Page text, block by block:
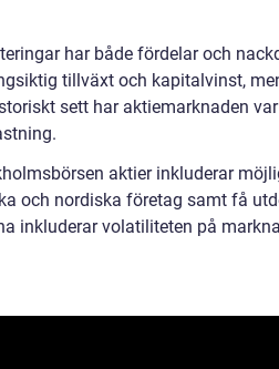
har både fördelar och
tillväxt och kapitalvinst,
sett har aktiemarknaden
aktier inkluderar
och nordiska företag samt få
inkluderar volatiliteten på